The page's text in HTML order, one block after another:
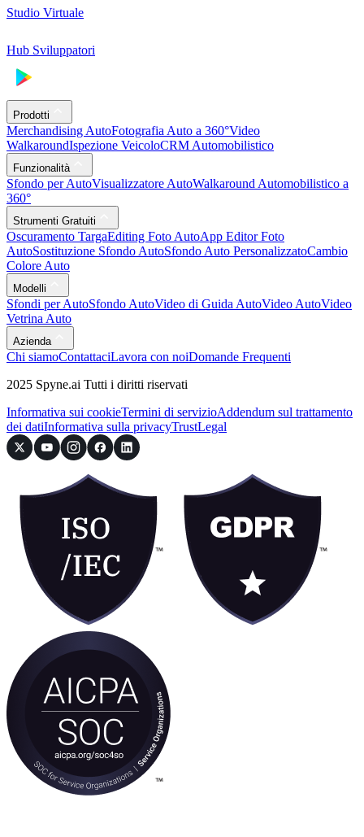
Studio Virtuale
Hub Sviluppatori
Prodotti
Merchandising AutoFotografia Auto a 360°Video
WalkaroundIspezione VeicoloCRM Automobilistico
Funzionalità
Sfondo per AutoVisualizzatore AutoWalkaround Automobilistico a
360°
Strumenti Gratuiti
Oscuramento TargaEditing Foto AutoApp Editor Foto
AutoSostituzione Sfondo AutoSfondo Auto PersonalizzatoCambio
Colore Auto
Modelli
Sfondi per AutoSfondo AutoVideo di Guida AutoVideo AutoVideo
Vetrina Auto
Azienda
Chi siamoContattaciLavora con noiDomande Frequenti
2025 Spyne.ai Tutti i diritti riservati
Informativa sui cookieTermini di servizioAddendum sul trattamento
dei datiInformativa sulla privacyTrustLegal